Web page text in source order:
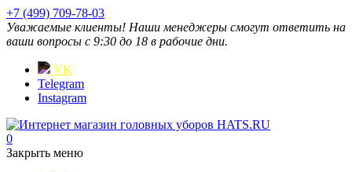
+7 (499) 709-78-03
Уважаемые клиенты! Наши менеджеры смогут ответить на
ваши вопросы с 9:30 до 18 в рабочие дни.
VK
Telegram
Instagram
0
Закрыть меню